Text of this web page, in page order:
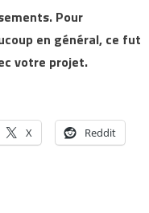
Pour
en général, ce fut
votre projet.
X Reddit